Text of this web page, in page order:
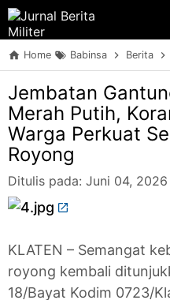
Home Babinsa Berita
Jembatan
Merah Putih,
Warga Perkuat
Royong
Ditulis pada: Juni 04, 2026
KLATEN – Semangat
royong kembali
18/Bayat Kodim 0723/